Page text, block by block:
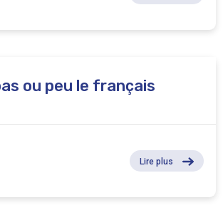
ou peu le français
Lire plus